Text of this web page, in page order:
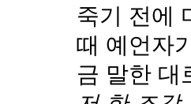
죽기 전에
때 예언자
금 말한 대